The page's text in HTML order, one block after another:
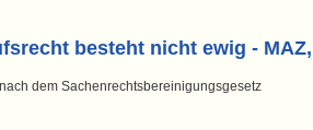
besteht nicht ewig - MAZ,
dem Sachenrechtsbereinigungsgesetz